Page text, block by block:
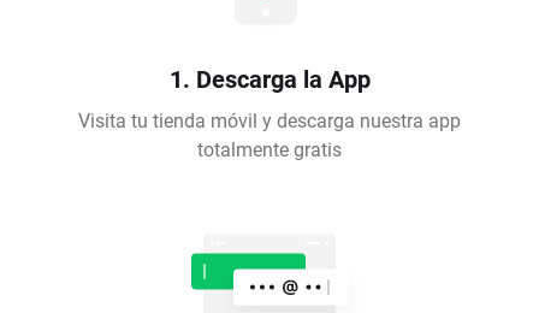
1. Descarga la App
Visita tu tienda móvil y descarga nuestra app
totalmente gratis